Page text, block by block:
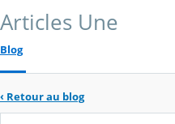
Articles Une
Blog
‹ Retour au blog